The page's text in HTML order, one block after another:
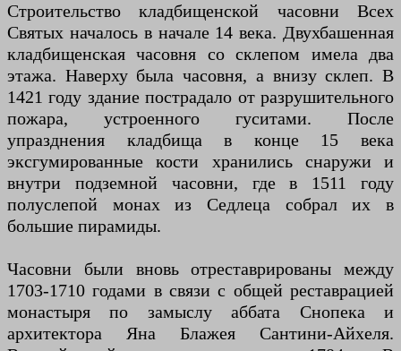
Строительство кладбищенской часовни Всех
Святых началось в начале 14 века. Двухбашенная
кладбищенская часовня со склепом имела два
этажа. Наверху была часовня, а внизу склеп. В
1421 году здание пострадало от разрушительного
пожара, устроенного гуситами. После
упразднения кладбища в конце 15 века
эксгумированные кости хранились снаружи и
внутри подземной часовни, где в 1511 году
полуслепой монах из Седлеца собрал их в
большие пирамиды.
Часовни были вновь отреставрированы между
1703-1710 годами в связи с общей реставрацией
монастыря по замыслу аббата Снопека и
архитектора Яна Блажея Сантини-Айхеля.